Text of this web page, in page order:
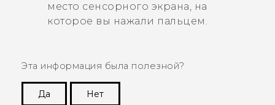
место сенсорного экрана, на
которое вы нажали пальцем.
Эта информация была полезной?
Да
Нет